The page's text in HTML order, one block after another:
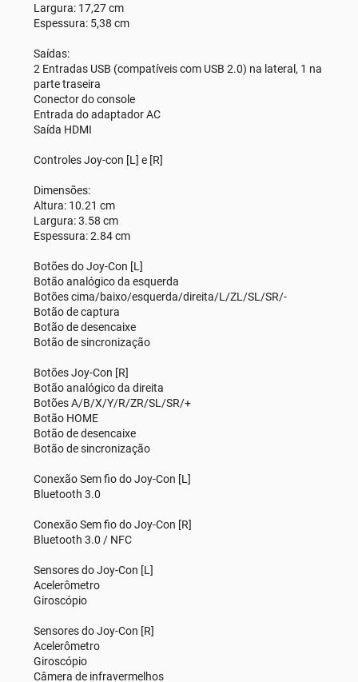
Largura: 17,27 cm
Espessura: 5,38 cm
Saídas:
2 Entradas USB (compatíveis com USB 2.0) na lateral, 1 na
parte traseira
Conector do console
Entrada do adaptador AC
Saída HDMI
Controles Joy-con [L] e [R]
Dimensões:
Altura: 10.21 cm
Largura: 3.58 cm
Espessura: 2.84 cm
Botões do Joy-Con [L]
Botão analógico da esquerda
Botões cima/baixo/esquerda/direita/L/ZL/SL/SR/-
Botão de captura
Botão de desencaixe
Botão de sincronização
Botões Joy-Con [R]
Botão analógico da direita
Botões A/B/X/Y/R/ZR/SL/SR/+
Botão HOME
Botão de desencaixe
Botão de sincronização
Conexão Sem fio do Joy-Con [L]
Bluetooth 3.0
Conexão Sem fio do Joy-Con [R]
Bluetooth 3.0 / NFC
Sensores do Joy-Con [L]
Acelerômetro
Giroscópio
Sensores do Joy-Con [R]
Acelerômetro
Giroscópio
Câmera de infravermelhos